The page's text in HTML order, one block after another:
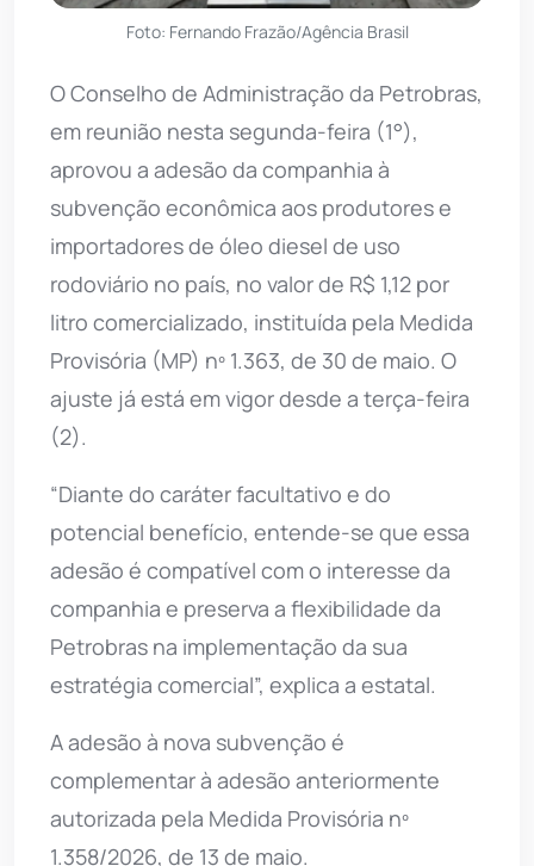
Foto: Fernando Frazão/Agência Brasil
O Conselho de Administração da Petrobras,
em reunião nesta segunda-feira (1°),
aprovou a adesão da companhia à
subvenção econômica aos produtores e
importadores de óleo diesel de uso
rodoviário no país, no valor de R$ 1,12 por
litro comercializado, instituída pela Medida
Provisória (MP) nº 1.363, de 30 de maio. O
ajuste já está em vigor desde a terça-feira
(2).
“Diante do caráter facultativo e do
potencial benefício, entende-se que essa
adesão é compatível com o interesse da
companhia e preserva a flexibilidade da
Petrobras na implementação da sua
estratégia comercial”, explica a estatal.
A adesão à nova subvenção é
complementar à adesão anteriormente
autorizada pela Medida Provisória nº
1.358/2026, de 13 de maio.